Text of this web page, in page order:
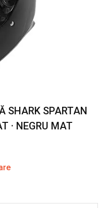
SHARK SPARTAN
· NEGRU MAT